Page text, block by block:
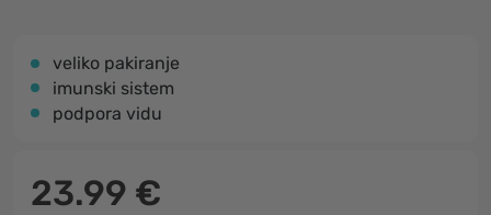
veliko pakiranje
imunski sistem
podpora vidu
23.99 €